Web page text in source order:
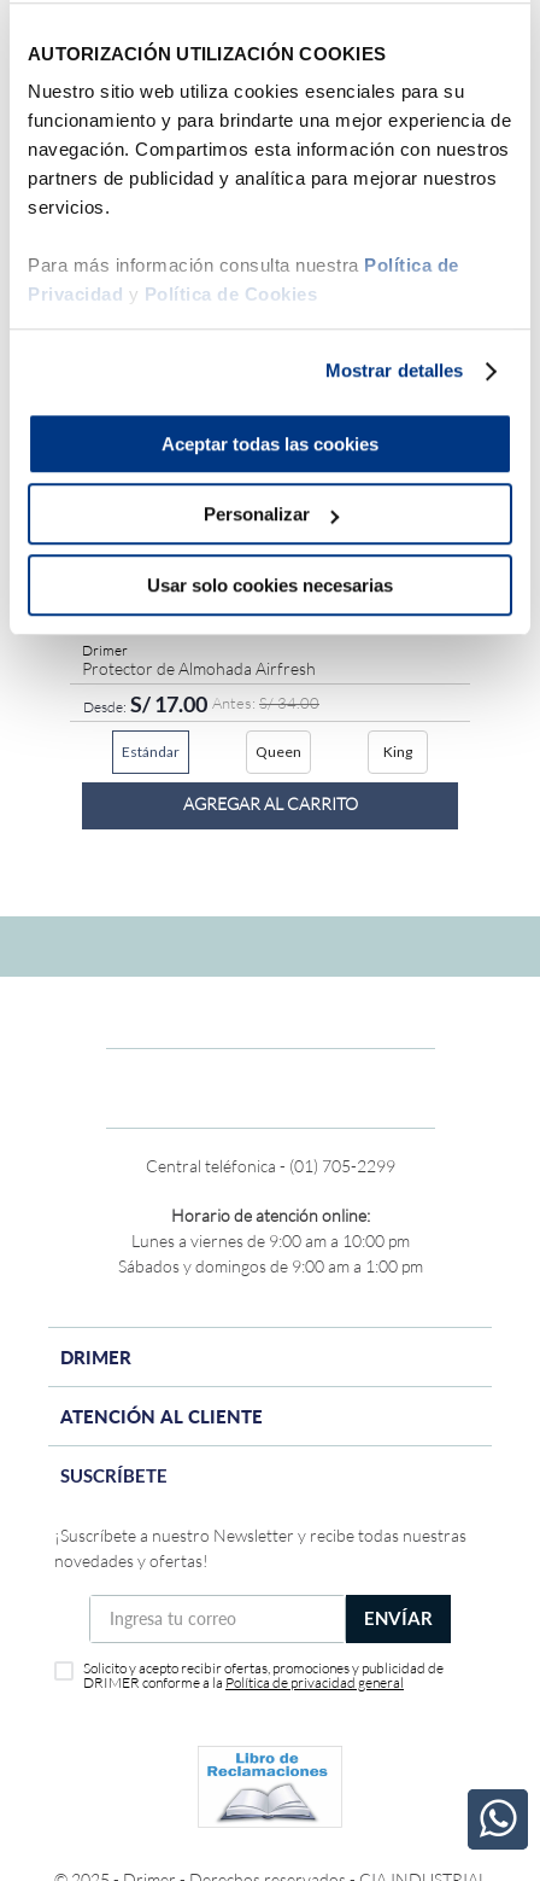
AUTORIZACIÓN UTILIZACIÓN COOKIES
Nuestro sitio web utiliza cookies esenciales para su
funcionamiento y para brindarte una mejor experiencia de
navegación. Compartimos esta información con nuestros
partners de publicidad y analítica para mejorar nuestros
servicios.
Para más información consulta nuestra Política de
Privacidad y Política de Cookies
Mostrar detalles
Aceptar todas las cookies
Personalizar
Usar solo cookies necesarias
Ficha técnica
Productos Sugeridos
50 %
Drimer
Protector de Almohada Airfresh
S/17.00 S/34.00
Estándar Queen King
AGREGAR AL CARRITO
Central teléfonica - (01) 705-2299
Horario de atención online:
Lunes a viernes de 9:00 am a 10:00 pm
Sábados y domingos de 9:00 am a 1:00 pm
DRIMER
ATENCIÓN AL CLIENTE
SUSCRÍBETE
¡Suscríbete a nuestro Newsletter y recibe todas nuestras
novedades y ofertas!
ENVÍAR
Solicito y acepto recibir ofertas, promociones y publicidad de
DRIMER conforme a la Política de privacidad general